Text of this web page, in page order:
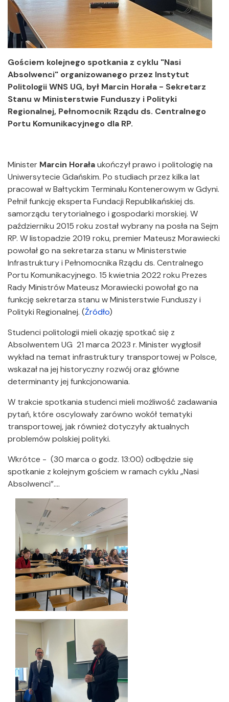
Gościem kolejnego spotkania z cyklu "Nasi
Absolwenci" organizowanego przez Instytut
Politologii WNS UG, był Marcin Horała - Sekretarz
Stanu w Ministerstwie Funduszy i Polityki
Regionalnej, Pełnomocnik Rządu ds. Centralnego
Portu Komunikacyjnego dla RP.
Minister Marcin Horałaukończył prawo i politologię na
Uniwersytecie Gdańskim. Po studiach przez kilka lat
pracował w Bałtyckim Terminalu Kontenerowym w Gdyni.
Pełnił funkcję eksperta Fundacji Republikańskiej ds.
samorządu terytorialnego i gospodarki morskiej. W
październiku 2015 roku został wybrany na posła na Sejm
RP. W listopadzie 2019 roku, premier Mateusz Morawiecki
powołał go na sekretarza stanu w Ministerstwie
Infrastruktury i Pełnomocnika Rządu ds. Centralnego
Portu Komunikacyjnego. 15 kwietnia 2022 roku Prezes
Rady Ministrów Mateusz Morawiecki powołał go na
funkcję sekretarza stanu w Ministerstwie Funduszy i
Polityki Regionalnej. (Źródło)
Studenci politologii mieli okazję spotkać się z
Absolwentem UG 21 marca 2023 r. Minister wygłosił
wykład na temat infrastruktury transportowej w Polsce,
wskazał na jej historyczny rozwój oraz główne
determinanty jej funkcjonowania.
W trakcie spotkania studenci mieli możliwość zadawania
pytań, które oscylowały zarówno wokół tematyki
transportowej, jak również dotyczyły aktualnych
problemów polskiej polityki.
Wkrótce - (30 marca o godz. 13:00) odbędzie się
spotkanie z kolejnym gościem w ramach cyklu „Nasi
Absolwenci”….